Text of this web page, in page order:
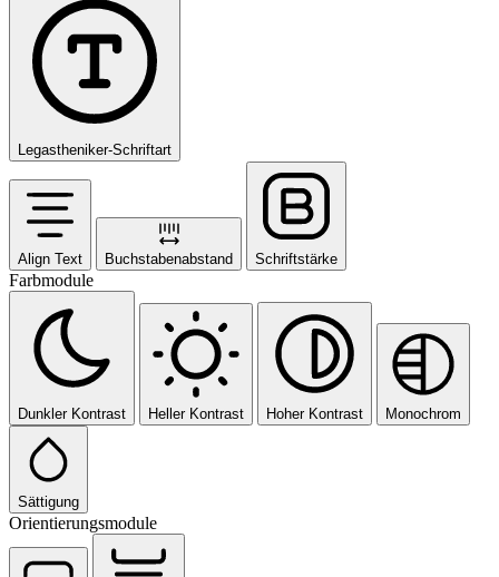
Legastheniker-Schriftart
Align Text Buchstabenabstand Schriftstärke
Farbmodule
Dunkler Kontrast Heller Kontrast Hoher Kontrast Monochrom
Sättigung
Orientierungsmodule